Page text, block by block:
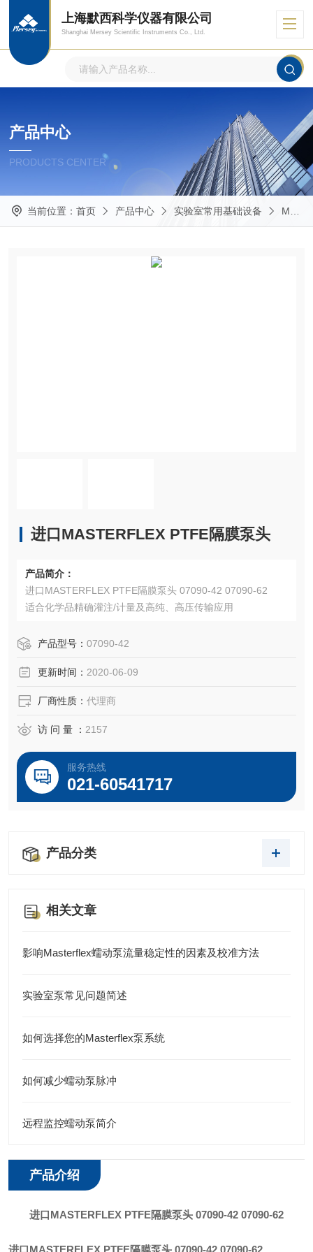
上海默西科学仪器有限公司
Shanghai Mersey Scientific Instruments Co., Ltd.
产品中心
PRODUCTS CENTER
当前位置： 首页 产品中心 实验室常用基础设备 Masterflex蠕动泵
进口MASTERFLEX PTFE隔膜泵头
产品简介：
进口MASTERFLEX PTFE隔膜泵头 07090-42 07090-62
适合化学品精确灌注/计量及高纯、高压传输应用
产品型号： 07090-42
更新时间： 2020-06-09
厂商性质： 代理商
访 问 量 ： 2157
服务热线
021-60541717
产品分类
相关文章
影响Masterflex蠕动泵流量稳定性的因素及校准方法
实验室泵常见问题简述
如何选择您的Masterflex泵系统
如何减少蠕动泵脉冲
远程监控蠕动泵简介
产品介绍
进口MASTERFLEX PTFE隔膜泵头 07090-42 07090-62
进口MASTERFLEX PTFE隔膜泵头 07090-42 07090-62